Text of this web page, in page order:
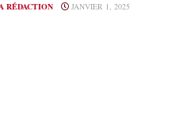
RÉDACTION JANVIER 1, 2025